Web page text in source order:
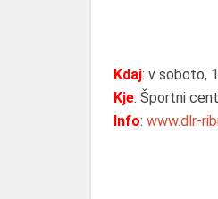
Kdaj: v soboto,
Kje: Športni
Info: www.dlr-